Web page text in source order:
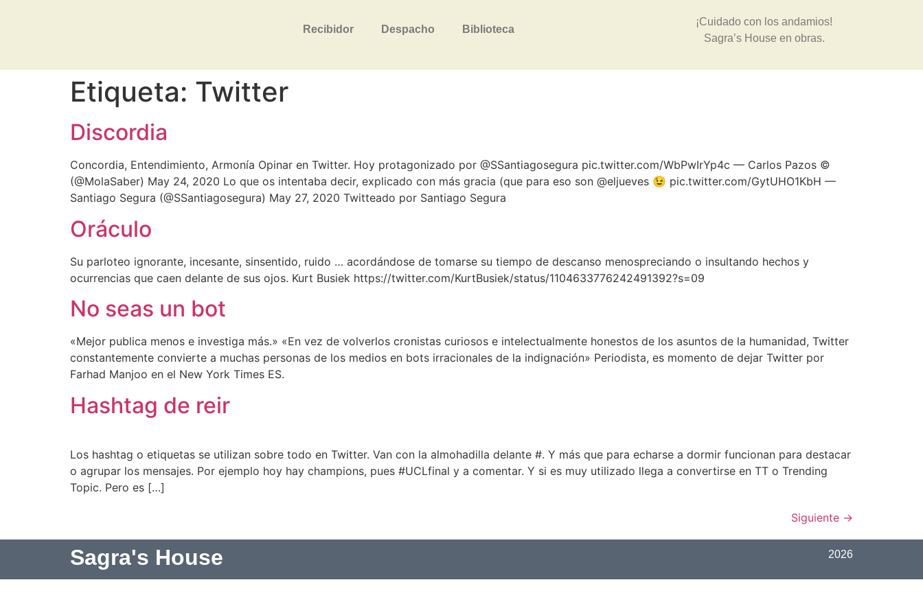
Recibidor Despacho Biblioteca
¡Cuidado con los andamios!
Sagra’s House en obras.
Etiqueta: Twitter
Discordia
Concordia, Entendimiento, Armonía Opinar en Twitter. Hoy protagonizado por @SSantiagosegura pic.twitter.com/WbPwIrYp4c — Carlos Pazos ©
(@MolaSaber) May 24, 2020 Lo que os intentaba decir, explicado con más gracia (que para eso son @eljueves 😉 pic.twitter.com/GytUHO1KbH —
Santiago Segura (@SSantiagosegura) May 27, 2020 Twitteado por Santiago Segura
Oráculo
Su parloteo ignorante, incesante, sinsentido, ruido … acordándose de tomarse su tiempo de descanso menospreciando o insultando hechos y
ocurrencias que caen delante de sus ojos. Kurt Busiek https://twitter.com/KurtBusiek/status/1104633776242491392?s=09
No seas un bot
«Mejor publica menos e investiga más.» «En vez de volverlos cronistas curiosos e intelectualmente honestos de los asuntos de la humanidad, Twitter
constantemente convierte a muchas personas de los medios en bots irracionales de la indignación» Periodista, es momento de dejar Twitter por
Farhad Manjoo en el New York Times ES.
Hashtag de reir
Los hashtag o etiquetas se utilizan sobre todo en Twitter. Van con la almohadilla delante #. Y más que para echarse a dormir funcionan para destacar
o agrupar los mensajes. Por ejemplo hoy hay champions, pues #UCLfinal y a comentar. Y si es muy utilizado llega a convertirse en TT o Trending
Topic. Pero es […]
Siguiente →
Sagra's House 2026